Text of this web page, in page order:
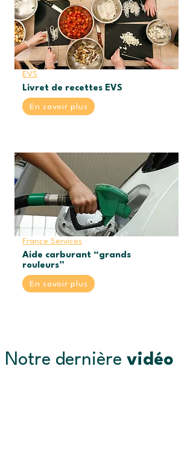
Livret de recettes EVS
EVS
En savoir plus
Aide carburant “grands
rouleurs”
France Services
En savoir plus
Notre dernière vidéo